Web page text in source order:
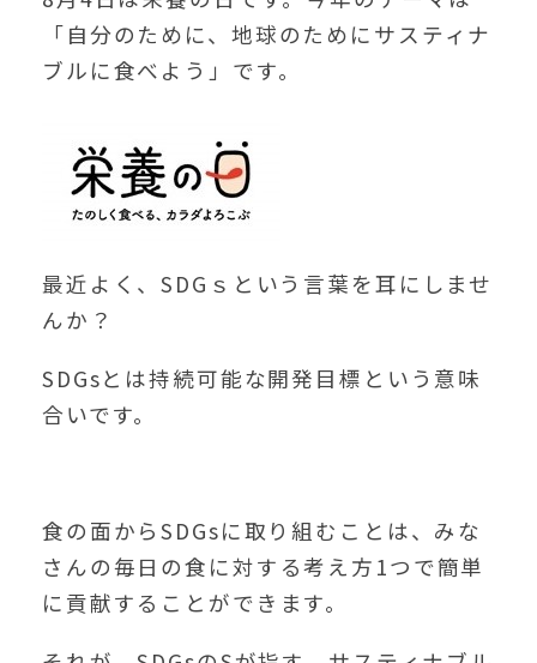
「自分のために、地球のためにサスティナ
ブルに食べよう」です。
最近よく、SDGｓという言葉を耳にしませ
んか？
SDGsとは持続可能な開発目標という意味
合いです。
食の面からSDGsに取り組むことは、みな
さんの毎日の食に対する考え方1つで簡単
に貢献することができます。